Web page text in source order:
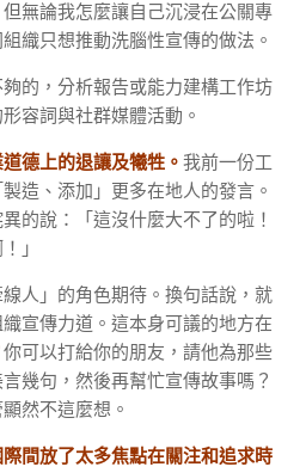
無論我怎麼讓自己沉浸在公關專
織只想推動洗腦性宣傳的做法。
的，分析報告或能力建構工作坊
容詞與社群媒體活動。
德上的退讓及犧牲。 我前一份工
造、添加」更多在地人的發言。
的說：「這沒什麼大不了的啦！
」
人」的角色期待。換句話說，就
宣傳力道。這本身可議的地方在
你可以打給你的朋友，請他為那些
幾句，然後再幫忙宣傳故事嗎？
然不這麼想。
際間放了太多焦點在關注和追求時